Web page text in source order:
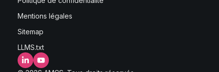
Mentions légales
Sitemap
LLMS.txt
LinkedInYouTube